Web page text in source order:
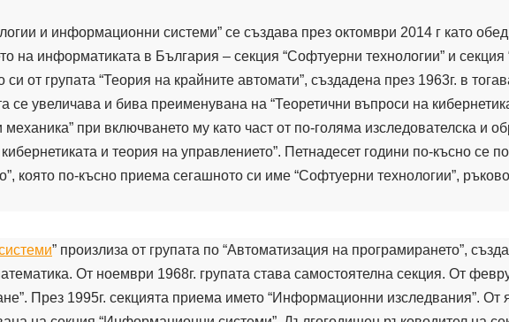
и информационни системи” се създава през октомври 2014 г като
на информатиката в България – секция “Софтуерни технологии” и
си от групата “Теория на крайните автомати”, създадена през 1963г. в
се увеличава и бива преименувана на “Теоретични въпроси на
механика” при включването му като част от по-голяма изследователска и
и теория на управлението”. Петнадесет години по-късно се
която по-късно приема сегашното си име “Софтуерни технологии”,
” произлиза от групата по “Автоматизация на програмирането”,
От ноември 1968г. групата става самостоятелна секция. От
През 1995г. секцията приема името “Информационни изследвания”.